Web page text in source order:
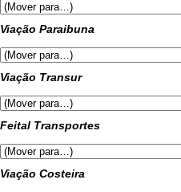
Viação Paraibuna
Viação Transur
Feital Transportes
Viação Costeira